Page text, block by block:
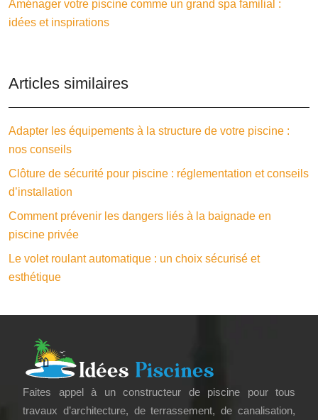
Aménager votre piscine comme un grand spa familial :
idées et inspirations
Articles similaires
Adapter les équipements à la structure de votre piscine :
nos conseils
Clôture de sécurité pour piscine : réglementation et conseils
d’installation
Comment prévenir les dangers liés à la baignade en
piscine privée
Le volet roulant automatique : un choix sécurisé et
esthétique
Faites appel à un constructeur de piscine pour tous
travaux d’architecture, de terrassement, de canalisation,